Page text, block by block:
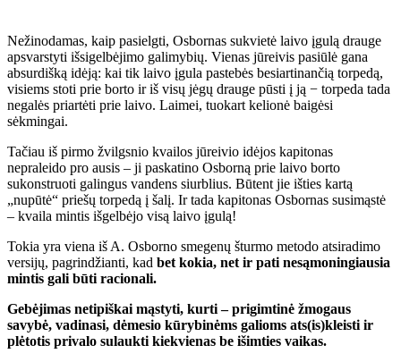
Nežinodamas, kaip pasielgti, Osbornas sukvietė laivo įgulą drauge
apsvarstyti išsigelbėjimo galimybių. Vienas jūreivis pasiūlė gana
absurdišką idėją: kai tik laivo įgula pastebės besiartinančią torpedą,
visiems stoti prie borto ir iš visų jėgų drauge pūsti į ją − torpeda tada
negalės priartėti prie laivo. Laimei, tuokart kelionė baigėsi
sėkmingai.
Tačiau iš pirmo žvilgsnio kvailos jūreivio idėjos kapitonas
nepraleido pro ausis – ji paskatino Osborną prie laivo borto
sukonstruoti galingus vandens siurblius. Būtent jie išties kartą
„nupūtė“ priešų torpedą į šalį. Ir tada kapitonas Osbornas susimąstė
– kvaila mintis išgelbėjo visą laivo įgulą!
Tokia yra viena iš A. Osborno smegenų šturmo metodo atsiradimo
versijų, pagrindžianti, kad bet kokia, net ir pati nesąmoningiausia
mintis gali būti racionali.
Gebėjimas netipiškai mąstyti, kurti – prigimtinė žmogaus
savybė, vadinasi, dėmesio kūrybinėms galioms ats(is)kleisti ir
plėtotis privalo sulaukti kiekvienas be išimties vaikas.